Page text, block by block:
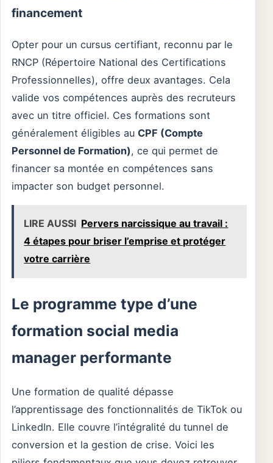
financement
Opter pour un cursus certifiant, reconnu par le
RNCP (Répertoire National des Certifications
Professionnelles), offre deux avantages. Cela
valide vos compétences auprès des recruteurs
avec un titre officiel. Ces formations sont
généralement éligibles au CPF (Compte
Personnel de Formation), ce qui permet de
financer sa montée en compétences sans
impacter son budget personnel.
LIRE AUSSI Pervers narcissique au travail :
4 étapes pour briser l’emprise et protéger
votre carrière
Le programme type d’une
formation social media
manager performante
Une formation de qualité dépasse
l’apprentissage des fonctionnalités de TikTok ou
LinkedIn. Elle couvre l’intégralité du tunnel de
conversion et la gestion de crise. Voici les